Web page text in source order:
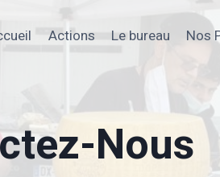
Actions Le bureau Nos
Nous